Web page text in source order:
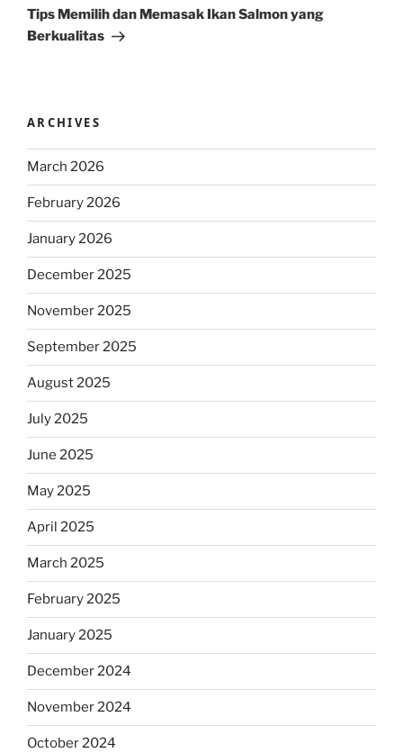
Post
Tips Memilih dan Memasak Ikan Salmon yang
Berkualitas
ARCHIVES
March 2026
February 2026
January 2026
December 2025
November 2025
September 2025
August 2025
July 2025
June 2025
May 2025
April 2025
March 2025
February 2025
January 2025
December 2024
November 2024
October 2024